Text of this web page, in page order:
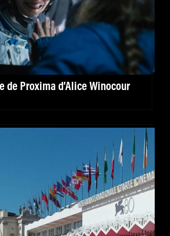
de Proxima d’Alice Winocour